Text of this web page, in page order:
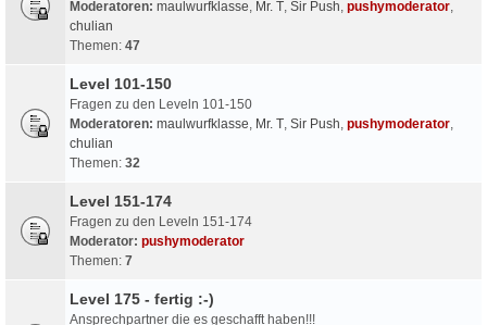
Moderatoren: maulwurfklasse, Mr. T, Sir Push, pushymoderator,
chulian
Themen: 47
Level 101-150
Fragen zu den Leveln 101-150
Moderatoren: maulwurfklasse, Mr. T, Sir Push, pushymoderator,
chulian
Themen: 32
Level 151-174
Fragen zu den Leveln 151-174
Moderator: pushymoderator
Themen: 7
Level 175 - fertig :-)
Ansprechpartner die es geschafft haben!!!